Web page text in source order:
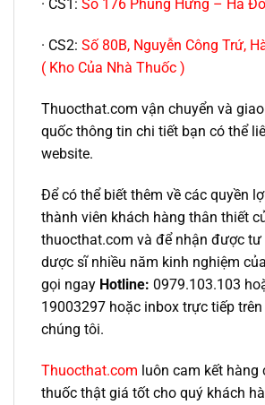
· CS1: Số 176 Phùng Hưng – Hà
· CS2: Số 80B, Nguyễn Công Trứ,
( Kho Của Nhà Thuốc )
Thuocthat.com vận chuyển và
quốc thông tin chi tiết bạn có thể
website.
Để có thể biết thêm về các quyền
thành viên khách hàng thân thiết
thuocthat.com và để nhận được
dược sĩ nhiều năm kinh nghiệm
gọi ngay Hotline: 0979.103.103
19003297 hoặc inbox trực tiếp trên
chúng tôi.
Thuocthat.com luôn cam kết hàng
thuốc thật giá tốt cho quý khách